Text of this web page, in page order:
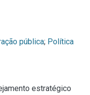
pública; Política
estratégico